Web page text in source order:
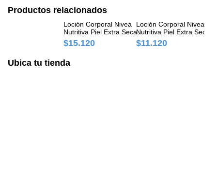
Productos relacionados
Loción Corporal Nivea
Nutritiva Piel Extra Seca
Rápida Absorción Frasco x
400 ml
$15.120
Loción Corporal Nivea
Nutritiva Piel Extra Seca
Frasco x 250 ml
$11.120
Ubica tu tienda